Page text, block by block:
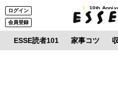
ログイン
会員登録
10th
ESSE読者101 家事コツ